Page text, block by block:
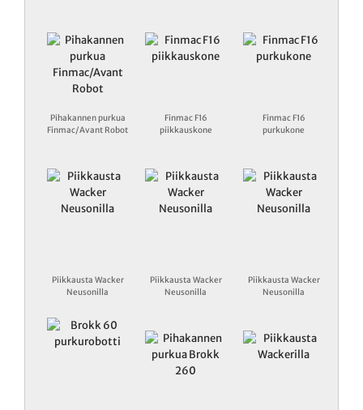
Pihakannen purkua
Finmac/Avant Robot
Finmac F16
piikkauskone
Finmac F16
purkukone
Piikkausta Wacker
Neusonilla
Piikkausta Wacker
Neusonilla
Piikkausta Wacker
Neusonilla